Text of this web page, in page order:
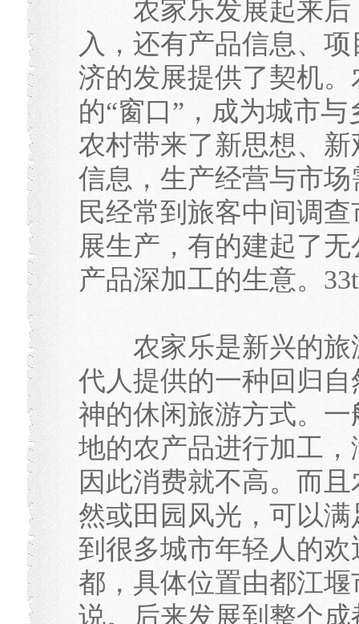
农家乐发展起来后
入，还有产品信息、
济的发展提供了契机
的“窗口”，成为城市
农村带来了新思想、
信息，生产经营与市
民经常到旅客中间调
展生产，有的建起了
产品深加工的生意。
农家乐是新兴的旅
代人提供的一种回归
神的休闲旅游方式。
地的农产品进行加工
因此消费就不高。而
然或田园风光，可以
到很多城市年轻人的
都，具体位置由都江
说。后来发展到整个